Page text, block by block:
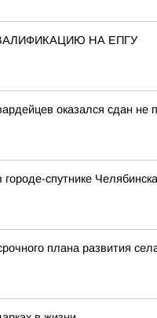
НА ЕПГУ
оказался сдан не
городе-спутнике Челябинска
плана развития